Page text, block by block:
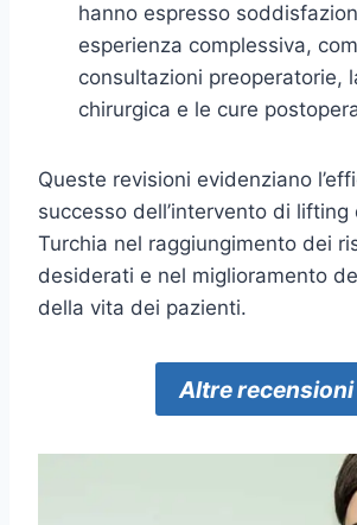
hanno espresso
esperienza complessiva,
consultazioni preoperatorie,
chirurgica e le cure
Queste revisioni evidenziano
successo dell’intervento di
Turchia nel raggiungimento dei
desiderati e nel miglioramento
della vita dei pazienti.
Altre recensioni